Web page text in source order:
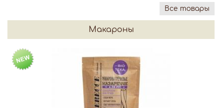
Все товары
Макароны